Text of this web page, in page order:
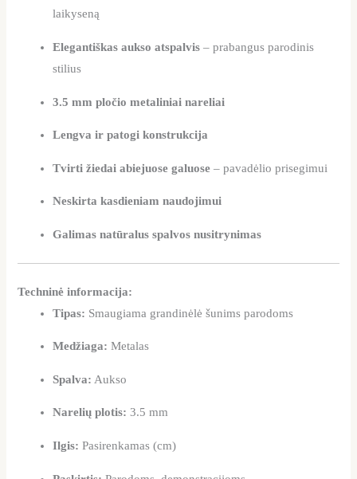
laikyseną
Elegantiškas aukso atspalvis – prabangus parodinis
stilius
3.5 mm pločio metaliniai nareliai
Lengva ir patogi konstrukcija
Tvirti žiedai abiejuose galuose – pavadėlio prisegimui
Neskirta kasdieniam naudojimui
Galimas natūralus spalvos nusitrynimas
Techninė informacija:
Tipas: Smaugiama grandinėlė šunims parodoms
Medžiaga: Metalas
Spalva: Aukso
Narelių plotis: 3.5 mm
Ilgis: Pasirenkamas (cm)